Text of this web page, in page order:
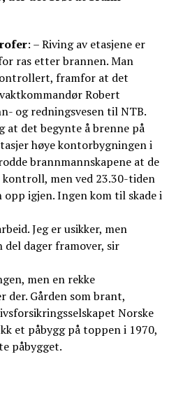
: – Riving av etasjene er
ras etter brannen. Man
framfor at det
Robert
og redningsvesen til NTB.
at det begynte å brenne på
høye kontorbygningen i
brannmannskapene at de
kontroll, men ved 23.30-tiden
igjen. Ingen kom til skade i
Jeg er usikker, men
del dager framover, sir
men en rekke
der. Gården som brant,
Norske
et påbygg på toppen i 1970,
påbygget.